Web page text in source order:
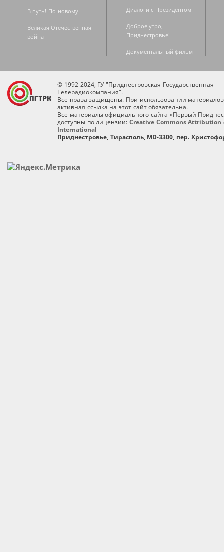
В путь! По-новому
Великая Отечественная
война
Диалоги с Президентом
Доброе утро,
Приднестровье!
Документальный фильм
© 1992-2024, ГУ "Приднестровская Государственная
Телерадиокомпания".
Все права защищены. При использовании
активная ссылка на этот сайт обязательна.
Все материалы официального сайта «Первый
доступны по лицензии: Creative Commons Attribution
International
Приднестровье, Тирасполь, MD-3300, пер.